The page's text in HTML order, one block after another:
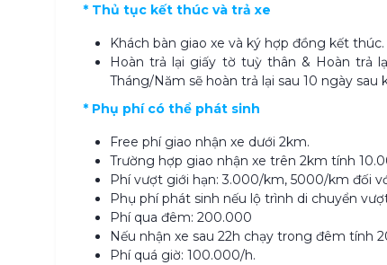
* Thủ tục kết thúc và trả xe
Khách bàn giao xe và ký hợp đồng kết thúc.
Hoàn trả lại giấy tờ tuỳ thân & Hoàn trả
Tháng/Năm sẽ hoàn trả lại sau 10 ngày
* Phụ phí có thể phát sinh
Free phí giao nhận xe dưới 2km.
Trường hợp giao nhận xe trên 2km tính
Phí vượt giới hạn: 3.000/km, 5000/km đối
Phụ phí phát sinh nếu lộ trình di chuyển
Phí qua đêm: 200.000
Nếu nhận xe sau 22h chạy trong đêm tính
Phí quá giờ: 100.000/h.